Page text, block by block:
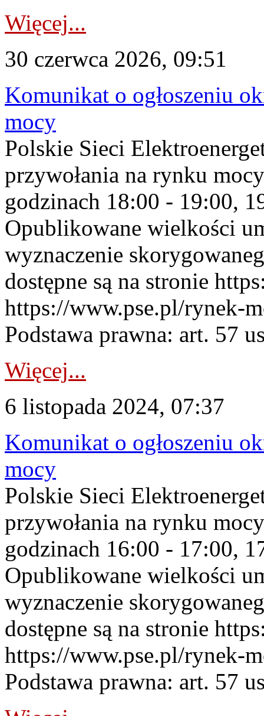
Więcej...
30 czerwca 2026, 09:51
Komunikat o ogłoszeniu
mocy
Polskie Sieci
przywołania na rynku
godzinach 18:00 - 19:00,
Opublikowane wielkości
wyznaczenie
dostępne są na stronie
https://www.pse.pl/rynek-
Podstawa prawna: art. 57
Więcej...
6 listopada 2024, 07:37
Komunikat o ogłoszeniu
mocy
Polskie Sieci
przywołania na rynku
godzinach 16:00 - 17:00,
Opublikowane wielkości
wyznaczenie
dostępne są na stronie
https://www.pse.pl/rynek-
Podstawa prawna: art. 57